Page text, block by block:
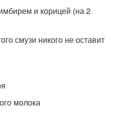
и корицей (на 2
смузи никого не оставит
молока